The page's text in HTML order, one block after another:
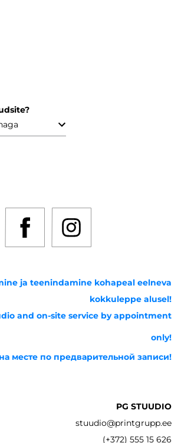
ja teenindamine kohapeal eelneva
kokkuleppe alusel!
and on-site service by appointment
only!
месте по предварительной записи!
PG STUUDIO
stuudio@printgrupp.ee
(+372) 555 15 626